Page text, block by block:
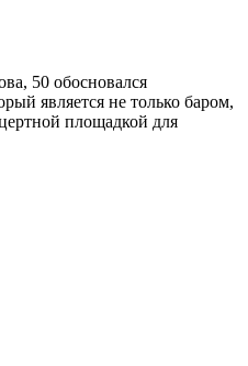
50 обосновался
является не только баром,
площадкой для